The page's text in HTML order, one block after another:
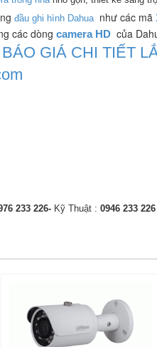
đầu ghi hình Dahua như các mã
các dòng camera HD của
GIÁ CHI TIẾT
233 226- Kỹ Thuật : 0946 233 226